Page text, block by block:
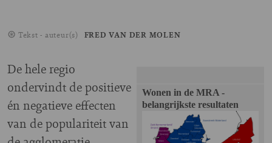
Tekst - auteur(s) FRED VAN DER MOLEN
Wonen in de MRA -
belangrijkste resultaten
De hele regio
ondervindt de positieve
én negatieve effecten
van de populariteit van